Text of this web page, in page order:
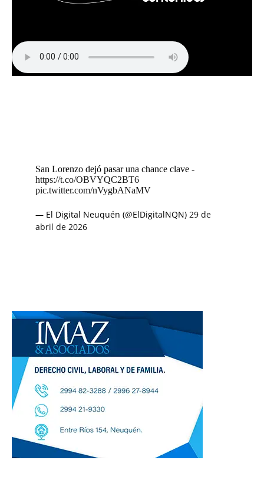
San Lorenzo dejó pasar una chance clave -
https://t.co/OBVYQC2BT6
pic.twitter.com/nVygbANaMV
— El Digital Neuquén (@ElDigitalNQN) 29 de
abril de 2026